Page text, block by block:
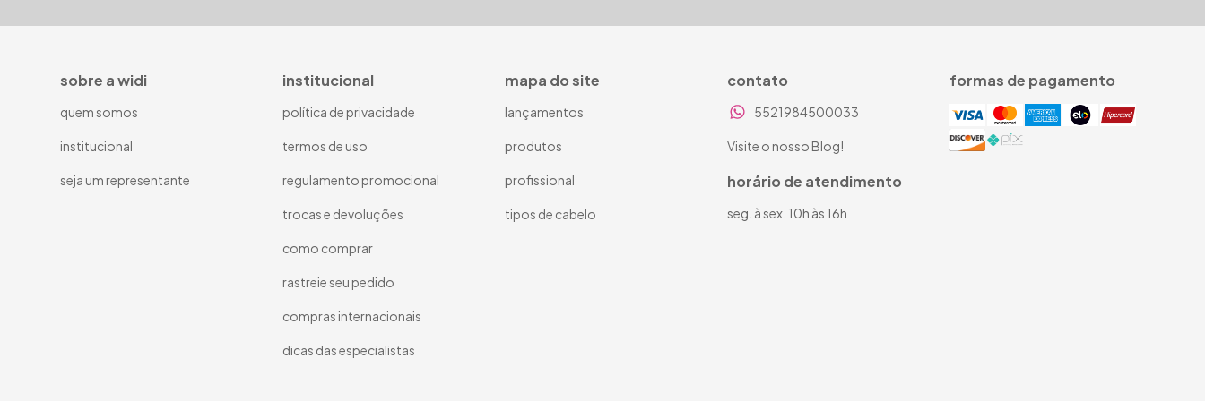
sobre a widi
quem somos
institucional
seja um representante
institucional
política de privacidade
termos de uso
regulamento promocional
trocas e devoluções
como comprar
rastreie seu pedido
compras internacionais
dicas das especialistas
mapa do site
lançamentos
produtos
profissional
tipos de cabelo
contato
5521984500033
Visite o nosso Blog!
horário de atendimento
seg. à sex. 10h às 16h
formas de pagamento